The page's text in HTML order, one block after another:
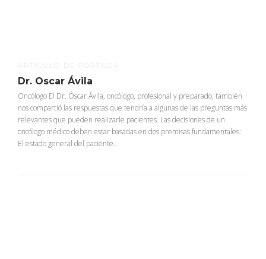
ARTÍCULO DE PORTADA
Dr. Oscar Ávila
Oncólogo El Dr. Óscar Ávila, oncólogo, profesional y preparado, también
nos compartió las respuestas que tendría a algunas de las preguntas más
relevantes que pueden realizarle pacientes. Las decisiones de un
oncólogo médico deben estar basadas en dos premisas fundamentales:
El estado general del paciente...